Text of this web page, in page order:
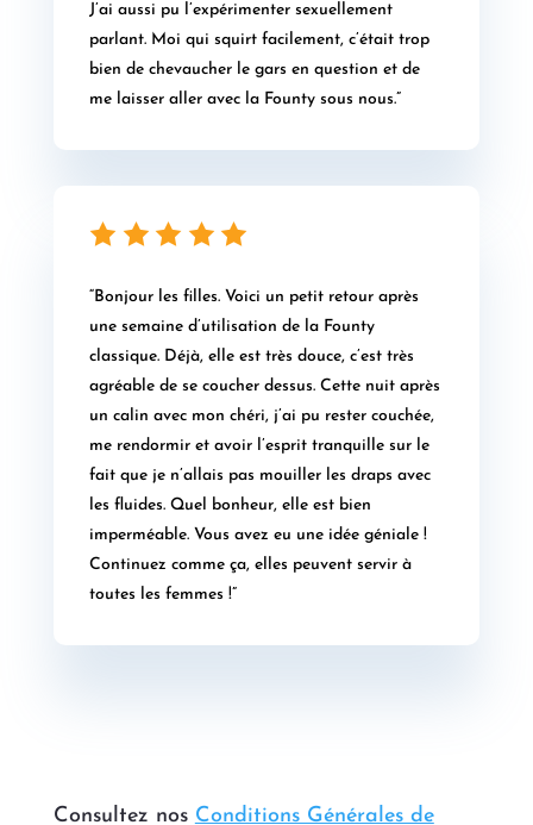
J’ai aussi pu l’expérimenter sexuellement
parlant. Moi qui squirt facilement, c’était trop
bien de chevaucher le gars en question et de
me laisser aller avec la Founty sous nous.”
“Bonjour les filles. Voici un petit retour après
une semaine d’utilisation de la Founty
classique. Déjà, elle est très douce, c’est très
agréable de se coucher dessus. Cette nuit après
un calin avec mon chéri, j’ai pu rester couchée,
me rendormir et avoir l’esprit tranquille sur le
fait que je n’allais pas mouiller les draps avec
les fluides. Quel bonheur, elle est bien
imperméable. Vous avez eu une idée géniale !
Continuez comme ça, elles peuvent servir à
toutes les femmes !”
Consultez nos Conditions Générales de